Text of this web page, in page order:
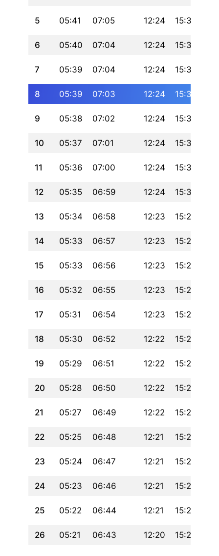
5 05:41 07:05 12:24 15:30
6 05:40 07:04 12:24 15:30
7 05:39 07:04 12:24 15:30
8 05:39 07:03 12:24 15:30
9 05:38 07:02 12:24 15:30
10 05:37 07:01 12:24 15:30
11 05:36 07:00 12:24 15:30
12 05:35 06:59 12:24 15:30
13 05:34 06:58 12:23 15:29
14 05:33 06:57 12:23 15:29
15 05:33 06:56 12:23 15:29
16 05:32 06:55 12:23 15:29
17 05:31 06:54 12:23 15:29
18 05:30 06:52 12:22 15:28
19 05:29 06:51 12:22 15:28
20 05:28 06:50 12:22 15:28
21 05:27 06:49 12:22 15:28
22 05:25 06:48 12:21 15:27
23 05:24 06:47 12:21 15:27
24 05:23 06:46 12:21 15:27
25 05:22 06:44 12:21 15:27
26 05:21 06:43 12:20 15:26